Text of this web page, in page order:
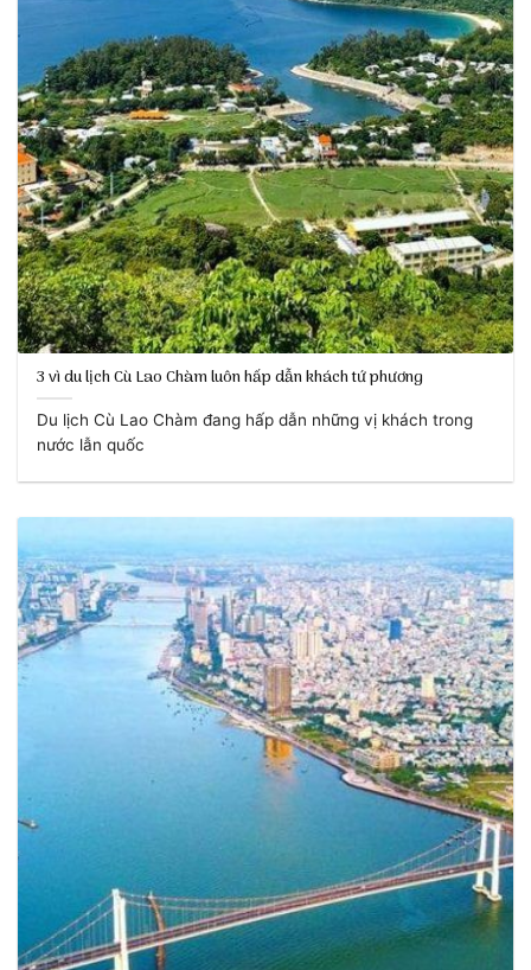
3 vì du lịch Cù Lao Chàm luôn hấp dẫn khách tứ phương
Du lịch Cù Lao Chàm đang hấp dẫn những vị khách trong
nước lẫn quốc